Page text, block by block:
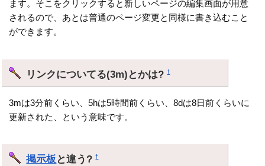
ます。そこをクリックすると新しいページの編集画面が用意
されるので、あとは普通のページ変更と同様に書き込むこと
ができます。
リンクについてる(3m)とかは?†
3mは3分前くらい、5hは5時間前くらい、8dは8日前くらいに
更新された、という意味です。
掲示板 と違う?†